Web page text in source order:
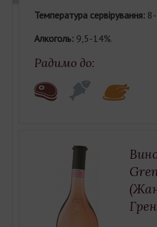
Температура сервірування:8-
Алкоголь:9,5-14%.
Радимо до: